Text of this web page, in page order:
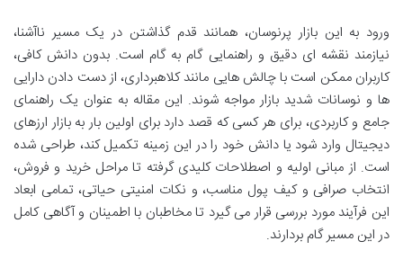
ورود به این بازار پرنوسان، همانند قدم گذاشتن در یک مسیر ناآشنا،
نیازمند نقشه ای دقیق و راهنمایی گام به گام است. بدون دانش کافی،
کاربران ممکن است با چالش هایی مانند کلاهبرداری، از دست دادن دارایی
ها و نوسانات شدید بازار مواجه شوند. این مقاله به عنوان یک راهنمای
جامع و کاربردی، برای هر کسی که قصد دارد برای اولین بار به بازار ارزهای
دیجیتال وارد شود یا دانش خود را در این زمینه تکمیل کند، طراحی شده
است. از مبانی اولیه و اصطلاحات کلیدی گرفته تا مراحل خرید و فروش،
انتخاب صرافی و کیف پول مناسب، و نکات امنیتی حیاتی، تمامی ابعاد
این فرآیند مورد بررسی قرار می گیرد تا مخاطبان با اطمینان و آگاهی کامل
در این مسیر گام بردارند.